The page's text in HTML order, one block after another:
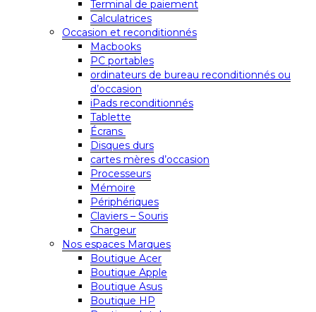
Terminal de paiement
Calculatrices
Occasion et reconditionnés
Macbooks
PC portables
ordinateurs de bureau reconditionnés ou
d’occasion
iPads reconditionnés
Tablette
Écrans
Disques durs
cartes mères d’occasion
Processeurs
Mémoire
Périphériques
Claviers – Souris
Chargeur
Nos espaces Marques
Boutique Acer
Boutique Apple
Boutique Asus
Boutique HP